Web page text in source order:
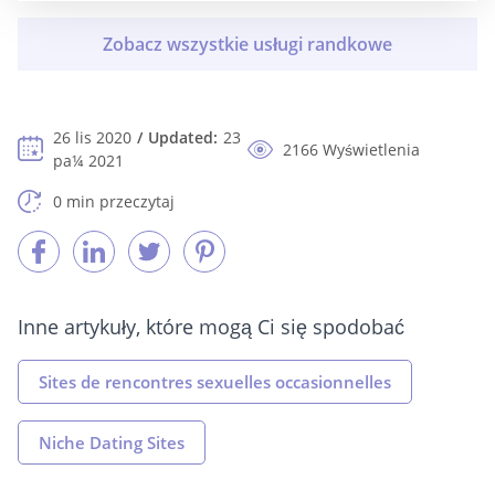
26 lis 2020 Updated: 23
pa¼ 2021
2166 Wyświetlenia
0 min przeczytaj
Inne artykuły, które mogą Ci się spodobać
Sites de rencontres sexuelles occasionnelles
Niche Dating Sites